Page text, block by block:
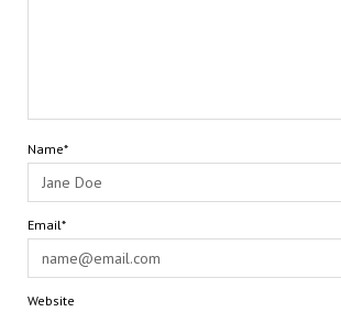
Name*
Email*
Website